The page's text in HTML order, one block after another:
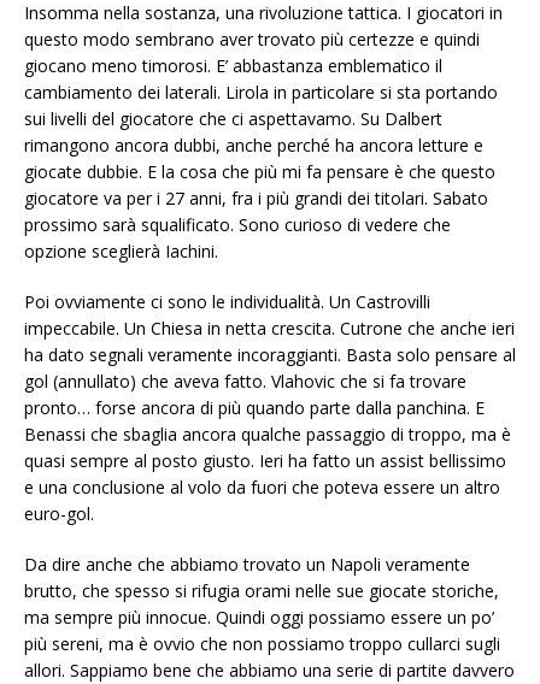
Insomma nella sostanza, una rivoluzione tattica. I giocatori in
questo modo sembrano aver trovato più certezze e quindi
giocano meno timorosi. E’ abbastanza emblematico il
cambiamento dei laterali. Lirola in particolare si sta portando
sui livelli del giocatore che ci aspettavamo. Su Dalbert
rimangono ancora dubbi, anche perché ha ancora letture e
giocate dubbie. E la cosa che più mi fa pensare è che questo
giocatore va per i 27 anni, fra i più grandi dei titolari. Sabato
prossimo sarà squalificato. Sono curioso di vedere che
opzione sceglierà Iachini.
Poi ovviamente ci sono le individualità. Un Castrovilli
impeccabile. Un Chiesa in netta crescita. Cutrone che anche ieri
ha dato segnali veramente incoraggianti. Basta solo pensare al
gol (annullato) che aveva fatto. Vlahovic che si fa trovare
pronto… forse ancora di più quando parte dalla panchina. E
Benassi che sbaglia ancora qualche passaggio di troppo, ma è
quasi sempre al posto giusto. Ieri ha fatto un assist bellissimo
e una conclusione al volo da fuori che poteva essere un altro
euro-gol.
Da dire anche che abbiamo trovato un Napoli veramente
brutto, che spesso si rifugia orami nelle sue giocate storiche,
ma sempre più innocue. Quindi oggi possiamo essere un po’
più sereni, ma è ovvio che non possiamo troppo cullarci sugli
allori. Sappiamo bene che abbiamo una serie di partite davvero